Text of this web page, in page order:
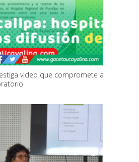
video que compromete a